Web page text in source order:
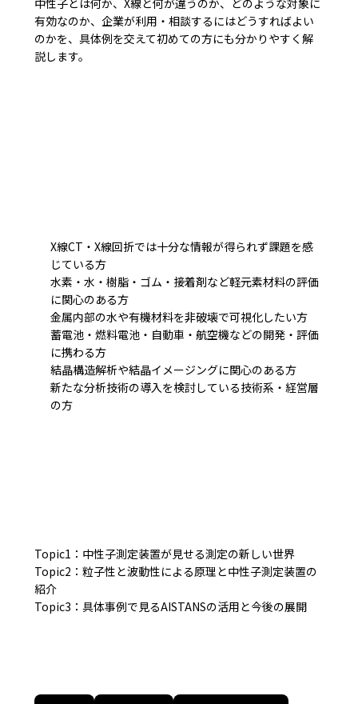
有効なのか、企業が利用・相談するにはどうすればよい
のかを、具体例を交えて初めての方にも分かりやすく解
説します。
X線CT・X線回折では十分な情報が得られず課題を感
じている方
水素・水・樹脂・ゴム・接着剤など軽元素材料の評価
に関心のある方
金属内部の水や有機材料を非破壊で可視化したい方
蓄電池・燃料電池・自動車・航空機などの開発・評価
に携わる方
結晶構造解析や結晶イメージングに関心のある方
新たな分析技術の導入を検討している技術系・経営層
の方
Topic1：中性子測定装置が見せる測定の新しい世界
Topic2：粒子性と波動性による原理と中性子測定装置の
紹介
Topic3：具体事例で見るAISTANSの活用と今後の展開